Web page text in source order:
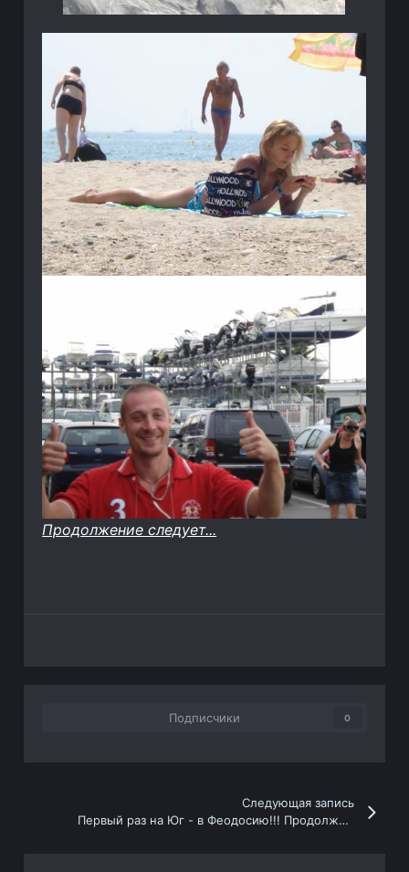
Продолжение следует...
Подписчики 0
Следующая запись
Первый раз на Юг - в Феодосию!!! Продолжение.